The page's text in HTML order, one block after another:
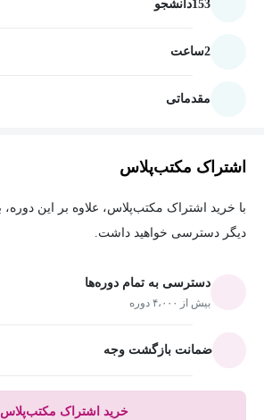
153دانشجو
2ساعت
مقدماتی
اشتراک مکتب‌پلاس
دیگر دسترسی خواهید داشت.
دسترسی به تمام دوره‌ها
بیش از ۴،۰۰۰ دوره
ضمانت بازگشت وجه
خرید اشتراک مکتب‌پلاس